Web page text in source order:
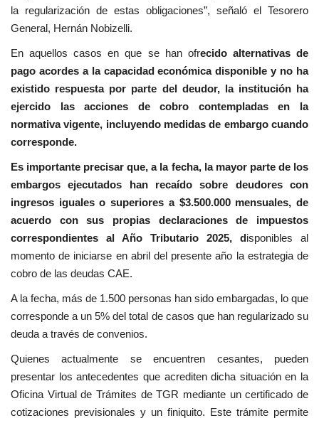
la regularización de estas obligaciones”, señaló el Tesorero
General, Hernán Nobizelli.
En aquellos casos en que se han ofrecido alternativas de
pago acordes a la capacidad económica disponible y no ha
existido respuesta por parte del deudor, la institución ha
ejercido las acciones de cobro contempladas en la
normativa vigente, incluyendo medidas de embargo cuando
corresponde.
Es importante precisar que, a la fecha, la mayor parte de los
embargos ejecutados han recaído sobre deudores con
ingresos iguales o superiores a $3.500.000 mensuales, de
acuerdo con sus propias declaraciones de impuestos
correspondientes al Año Tributario 2025, disponibles al
momento de iniciarse en abril del presente año la estrategia de
cobro de las deudas CAE.
A la fecha, más de 1.500 personas han sido embargadas, lo que
corresponde a un 5% del total de casos que han regularizado su
deuda a través de convenios.
Quienes actualmente se encuentren cesantes, pueden
presentar los antecedentes que acrediten dicha situación en la
Oficina Virtual de Trámites de TGR mediante un certificado de
cotizaciones previsionales y un finiquito. Este trámite permite